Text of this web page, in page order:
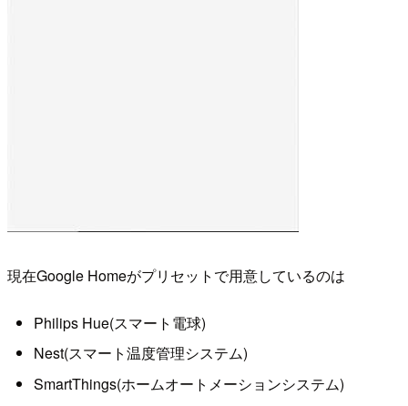
現在Google Homeがプリセットで用意しているのは
Philips Hue(スマート電球)
Nest(スマート温度管理システム)
SmartThings(ホームオートメーションシステム)